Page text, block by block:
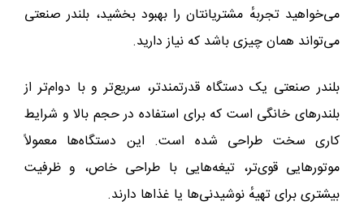
می‌خواهید تجربهٔ مشتریانتان را بهبود بخشید، بلندر صنعتی
می‌تواند همان چیزی باشد که نیاز دارید.
بلندر صنعتی یک دستگاه قدرتمندتر، سریع‌تر و با دوام‌تر از
بلندرهای خانگی است که برای استفاده در حجم بالا و شرایط
کاری سخت طراحی شده است. این دستگاه‌ها معمولاً
موتورهایی قوی‌تر، تیغه‌هایی با طراحی خاص، و ظرفیت
بیشتری برای تهیهٔ نوشیدنی‌ها یا غذاها دارند.